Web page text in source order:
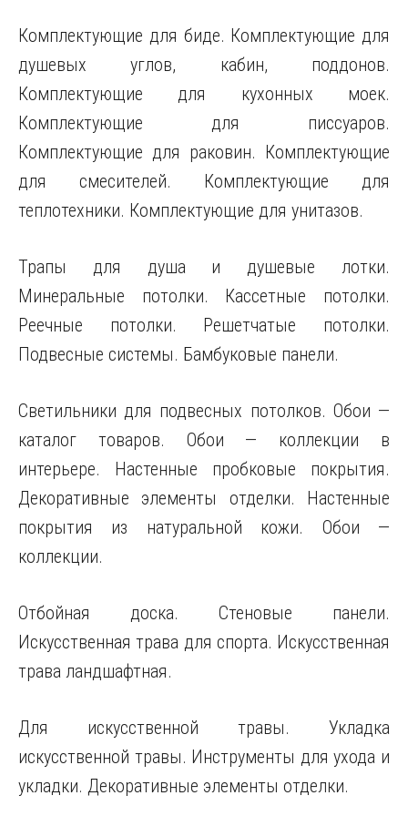
Комплектующие для биде. Комплектующие для
душевых углов, кабин, поддонов.
Комплектующие для кухонных моек.
Комплектующие для писсуаров.
Комплектующие для раковин. Комплектующие
для смесителей. Комплектующие для
теплотехники. Комплектующие для унитазов.
Трапы для душа и душевые лотки.
Минеральные потолки. Кассетные потолки.
Реечные потолки. Решетчатые потолки.
Подвесные системы. Бамбуковые панели.
Светильники для подвесных потолков. Обои —
каталог товаров. Обои — коллекции в
интерьере. Настенные пробковые покрытия.
Декоративные элементы отделки. Настенные
покрытия из натуральной кожи. Обои —
коллекции.
Отбойная доска. Стеновые панели.
Искусственная трава для спорта. Искусственная
трава ландшафтная.
Для искусственной травы. Укладка
искусственной травы. Инструменты для ухода и
укладки. Декоративные элементы отделки.